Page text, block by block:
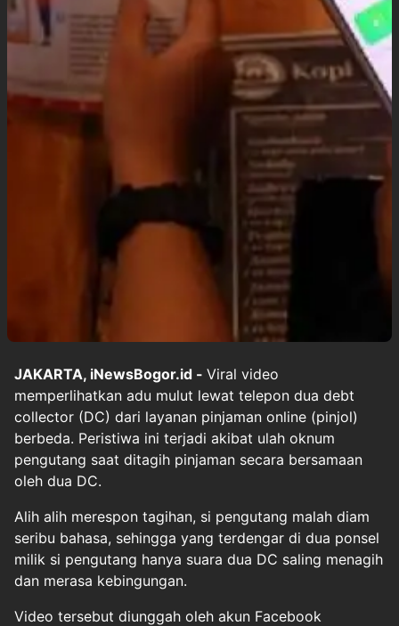
JAKARTA, iNewsBogor.id - Viral video
memperlihatkan adu mulut lewat telepon dua debt
collector (DC) dari layanan pinjaman online (pinjol)
berbeda. Peristiwa ini terjadi akibat ulah oknum
pengutang saat ditagih pinjaman secara bersamaan
oleh dua DC.
Alih alih merespon tagihan, si pengutang malah diam
seribu bahasa, sehingga yang terdengar di dua ponsel
milik si pengutang hanya suara dua DC saling menagih
dan merasa kebingungan.
Video tersebut diunggah oleh akun Facebook